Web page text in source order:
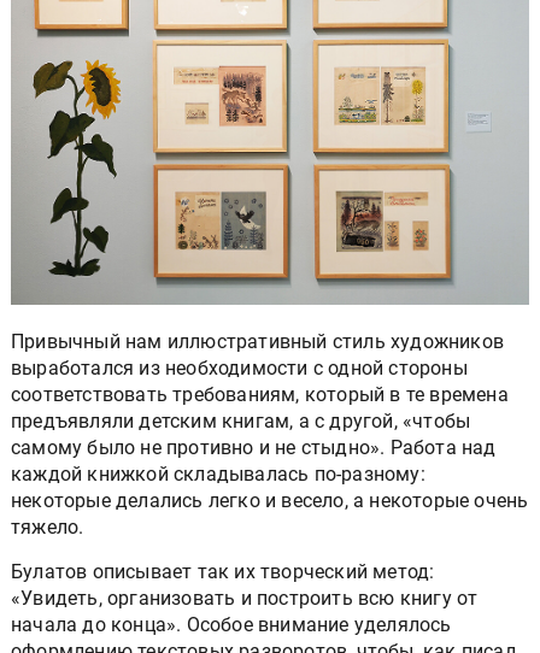
Привычный нам иллюстративный стиль художников
выработался из необходимости с одной стороны
соответствовать требованиям, который в те времена
предъявляли детским книгам, а с другой, «чтобы
самому было не противно и не стыдно». Работа над
каждой книжкой складывалась по-разному:
некоторые делались легко и весело, а некоторые очень
тяжело.
Булатов описывает так их творческий метод:
«Увидеть, организовать и построить всю книгу от
начала до конца». Особое внимание уделялось